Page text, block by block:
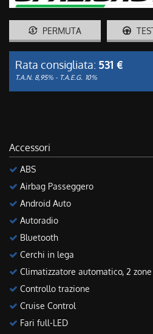
PERMUTA
Rata consigliata: 531 €
T.A.N. 8,95% - T.A.E.G. 10%
Accessori
ABS
Airbag Passeggero
Android Auto
Autoradio
Bluetooth
Cerchi in lega
Climatizzatore automatico, 2 zone
Controllo trazione
Cruise Control
Fari full-LED